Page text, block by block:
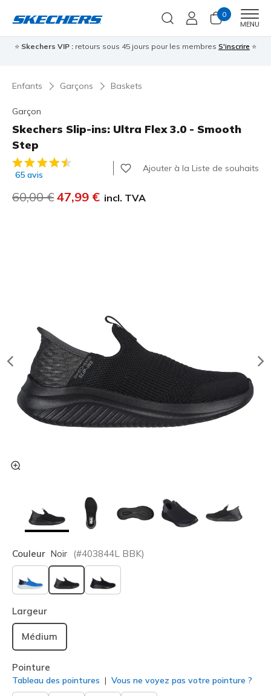
0
MENU
⭐ Skechers VIP : retours sous 45 jours pour les membres S'inscrire ⭐
Enfants Garçons Baskets
Garçon
Skechers Slip-ins: Ultra Flex 3.0 - Smooth
Step
Évaluation client 5 sur 5
65 avis
Ajouter à la Liste de souhaits
Prix réduit de
60,00 € à
47,99 € incl. TVA
Couleur Noir (#403844L BBK)
sélectionné
Largeur
Médium
Pointure
Tableau des pointures Vous ne voyez pas votre pointure ?